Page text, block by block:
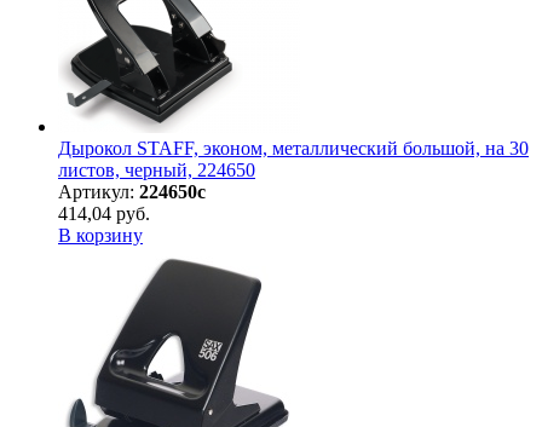
Дырокол STAFF, эконом, металлический большой, на 30
листов, черный, 224650
Артикул: 224650с
414,04 руб.
В корзину